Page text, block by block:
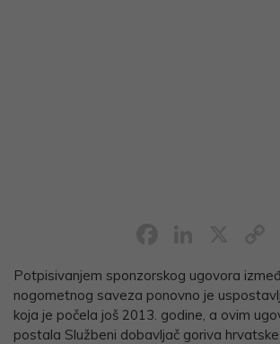
Potpisivanjem sponzorskog ugovora
nogometnog saveza ponovno je
koja je počela još 2013. godine, a ovim
postala Službeni dobavljač goriva